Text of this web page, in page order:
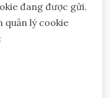
đang được gửi.
quản lý cookie